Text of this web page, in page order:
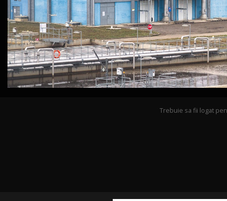
Trebuie sa fii logat